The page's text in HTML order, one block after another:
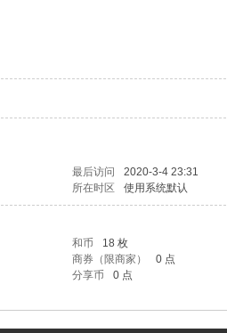
最后访问
2020-3-4 23:31
所在时区 使用系统默认
和币
18 枚
商券（限商家）
0 点
分享币 0 点